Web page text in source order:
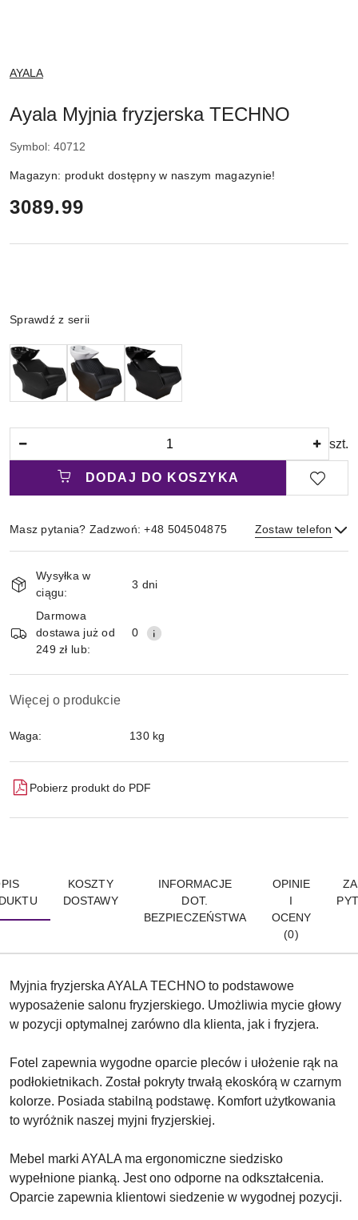
NAZWA
PRODUCENTA:
AYALA
Ayala Myjnia fryzjerska TECHNO
Symbol: 40712
Magazyn: produkt dostępny w naszym magazynie!
cena:
3089.99
Wariant
Sprawdź z serii
szt.
DODAJ DO KOSZYKA
Masz pytania? Zadzwoń: +48 504504875 Zostaw telefon
i
dostawa
Wysyłka w
ciągu:
3 dni
Darmowa
dostawa już od
249 zł lub:
0
Więcej o produkcie
Waga: 130 kg
Pobierz produkt do PDF
KOSZTY
DOSTAWY
INFORMACJE
DOT.
BEZPIECZEŃSTWA
OPINIE
I
OCENY
(0)
Myjnia fryzjerska AYALA TECHNO to podstawowe
wyposażenie salonu fryzjerskiego. Umożliwia mycie głowy
w pozycji optymalnej zarówno dla klienta, jak i fryzjera.
Fotel zapewnia wygodne oparcie pleców i ułożenie rąk na
podłokietnikach. Został pokryty trwałą ekoskórą w czarnym
kolorze. Posiada stabilną podstawę. Komfort użytkowania
to wyróżnik naszej myjni fryzjerskiej.
Mebel marki AYALA ma ergonomiczne siedzisko
wypełnione pianką. Jest ono odporne na odkształcenia.
Oparcie zapewnia klientowi siedzenie w wygodnej pozycji.